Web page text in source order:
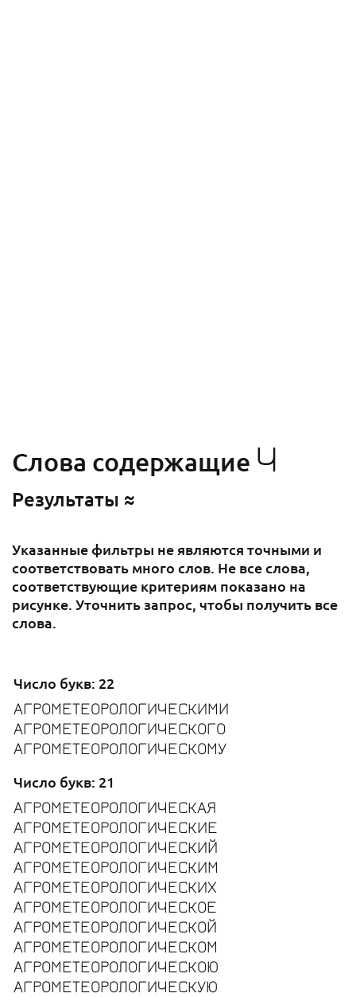
Cлова содержащие Ч
Результаты ≈
Указанные фильтры не являются точными и
соответствовать много слов. Не все слова,
соответствующие критериям показано на
рисунке. Уточнить запрос, чтобы получить все
слова.
Число букв: 22
АГРОМЕТЕОРОЛОГИЧЕСКИМИ
АГРОМЕТЕОРОЛОГИЧЕСКОГО
АГРОМЕТЕОРОЛОГИЧЕСКОМУ
Число букв: 21
АГРОМЕТЕОРОЛОГИЧЕСКАЯ
АГРОМЕТЕОРОЛОГИЧЕСКИЕ
АГРОМЕТЕОРОЛОГИЧЕСКИЙ
АГРОМЕТЕОРОЛОГИЧЕСКИМ
АГРОМЕТЕОРОЛОГИЧЕСКИХ
АГРОМЕТЕОРОЛОГИЧЕСКОЕ
АГРОМЕТЕОРОЛОГИЧЕСКОЙ
АГРОМЕТЕОРОЛОГИЧЕСКОМ
АГРОМЕТЕОРОЛОГИЧЕСКОЮ
АГРОМЕТЕОРОЛОГИЧЕСКУЮ